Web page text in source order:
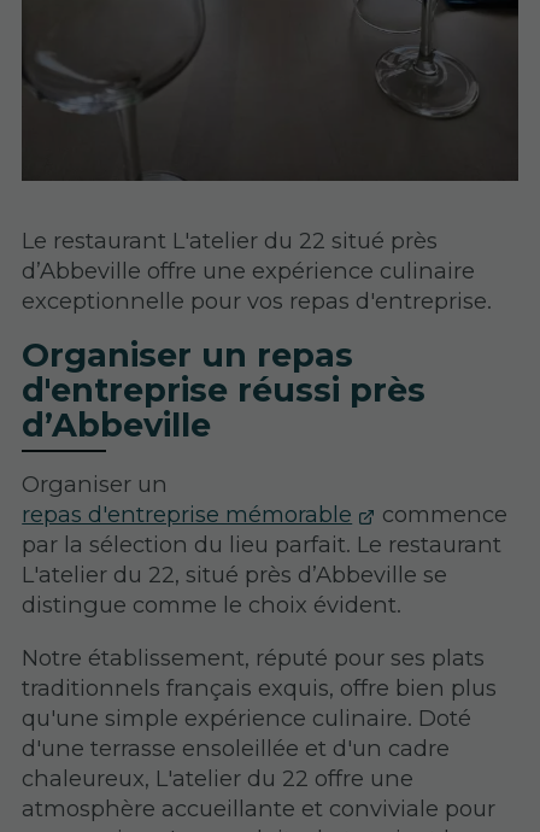
Le restaurant L'atelier du 22 situé près
d’Abbeville offre une expérience culinaire
exceptionnelle pour vos repas d'entreprise.
Organiser un repas
d'entreprise réussi près
d’Abbeville
Organiser un
repas d'entreprise mémorable
commence
par la sélection du lieu parfait. Le restaurant
L'atelier du 22, situé près d’Abbeville se
distingue comme le choix évident.
Notre établissement, réputé pour ses plats
traditionnels français exquis, offre bien plus
qu'une simple expérience culinaire. Doté
d'une terrasse ensoleillée et d'un cadre
chaleureux, L'atelier du 22 offre une
atmosphère accueillante et conviviale pour